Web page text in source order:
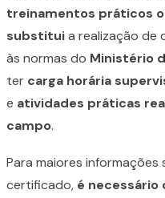
treinamentos práticos
substituia realização de
às normas do Ministério
ter carga horária
e atividades práticas
campo.
Para maiores
certificado, é necessário